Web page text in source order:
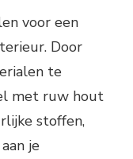
voor een
Door
te
met ruw hout
stoffen,
je